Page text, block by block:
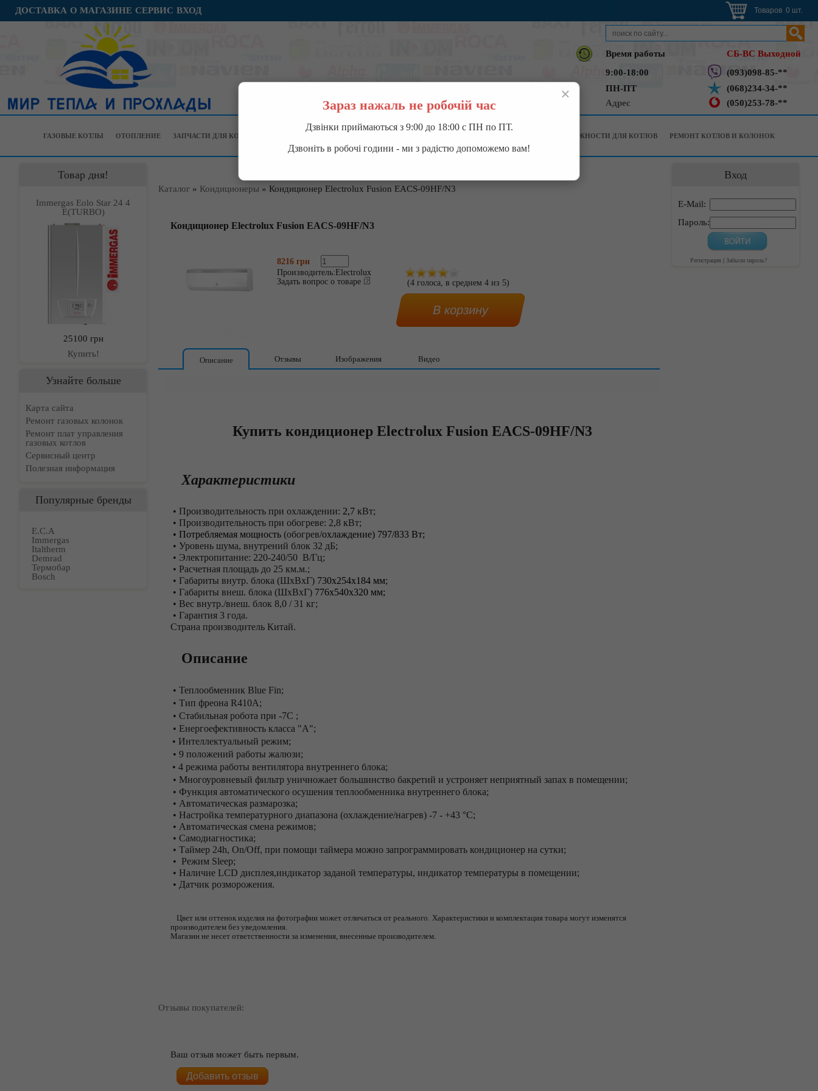
ДОСТАВКА О МАГАЗИНЕ СЕРВИС ВХОД Товаров 0 шт.
Время работы
СБ-ВС Выходной
9:00-18:00
(093)098-85-**
ПН-ПТ
(068)234-34-**
Адрес
(050)253-78-**
ГАЗОВЫЕ КОТЛЫ ОТОПЛЕНИЕ ЗАПЧАСТИ ДЛЯ КОТЛОВ ПРИНАДЛЕЖНОСТИ ДЛЯ КОТЛОВ РЕМОНТ КОТЛОВ И КОЛОНОК
Товар дня!
Immergas Eolo Star 24 4
Е(TURBO)
25100 грн
Купить!
Узнайте больше
Карта сайта
Ремонт газовых колонок
Ремонт плат управления
газовых котлов
Сервисный центр
Полезная информация
Популярные бренды
E.C.A
Immergas
Italtherm
Demrad
Термобар
Bosch
Каталог » Кондиционеры » Кондиционер Electrolux Fusion EACS-09HF/N3
Кондиционер Electrolux Fusion EACS-09HF/N3
8216 грн
Производитель:Electrolux
Задать вопрос о товаре
(4 голоса, в среднем 4 из 5)
Описание Отзывы Изображения Видео
Купить кондиционер Electrolux Fusion EACS-09HF/N3
Характеристики
• Производительность при охлаждении: 2,7 кВт;
• Производительность при обогреве: 2,8 кВт;
• Потребляемая мощность (обогрев/охлаждение) 797/833 Вт;
• Уровень шума, внутрений блок 32 дБ;
• Электропитание: 220-240/50 В/Гц;
• Расчетная площадь до 25 км.м.;
• Габариты внутр. блока (ШхВхГ) 730x254x184 мм;
• Габариты внеш. блока (ШхВхГ) 776x540x320 мм;
• Вес внутр./внеш. блок 8,0 / 31 кг;
• Гарантия 3 года.
Страна производитель Китай.
Описание
• Теплообменник Blue Fin;
• Тип фреона R410A;
• Стабильная робота при -7С ;
• Енергоефективность класса "А";
• Интеллектуальный режим;
• 9 положений работы жалюзи;
• 4 режима работы вентилятора внутреннего блока;
• Многоуровневый фильтр уничножает большинство бакретий и устроняет неприятный запах в помещении;
• Функция автоматического осушения теплообменника внутреннего блока;
• Автоматическая размарозка;
• Настройка температурного диапазона (охлаждение/нагрев) -7 - +43 °C;
• Автоматическая смена режимов;
• Самодиагностика;
• Таймер 24h, On/Off, при помощи таймера можно запрограммировать кондиционер на сутки;
• Режим Sleep;
• Наличие LCD дисплея,индикатор заданой температуры, индикатор температуры в помещении;
• Датчик розморожения.
Цвет или оттенок изделия на фотографии может отличаться от реального. Характеристики и комплектация товара могут изменятся
производителем без уведомления.
Магазин не несет ответственности за изменения, внесенные производителем.
Отзывы покупателей:
Ваш отзыв может быть первым.
Добавить отзыв
Вход
E-Mail:
Пароль:
Регистрация Забыли пароль?
×
Зараз нажаль не робочій час
Дзвінки приймаються з 9:00 до 18:00 с ПН по ПТ.
Дзвоніть в робочі години - ми з радістю допоможемо вам!